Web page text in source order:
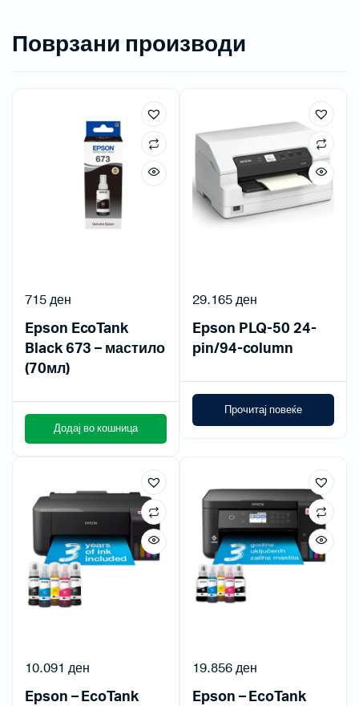
Поврзани производи
Epson EcoTank
Black 673 – мастило
(70мл)
715ден
Додај во кошница
Epson PLQ-50 24-
pin/94-column
29.165ден
Прочитај повеќе
Epson – EcoTank
10.091 ден
Epson – EcoTank
19.856ден